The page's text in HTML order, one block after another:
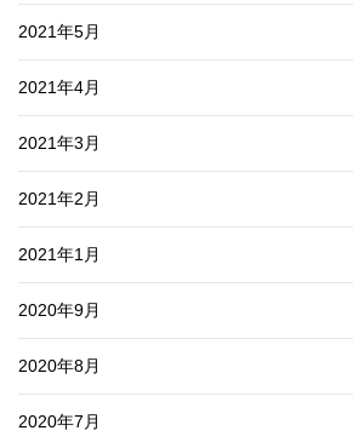
2021年5月
2021年4月
2021年3月
2021年2月
2021年1月
2020年9月
2020年8月
2020年7月